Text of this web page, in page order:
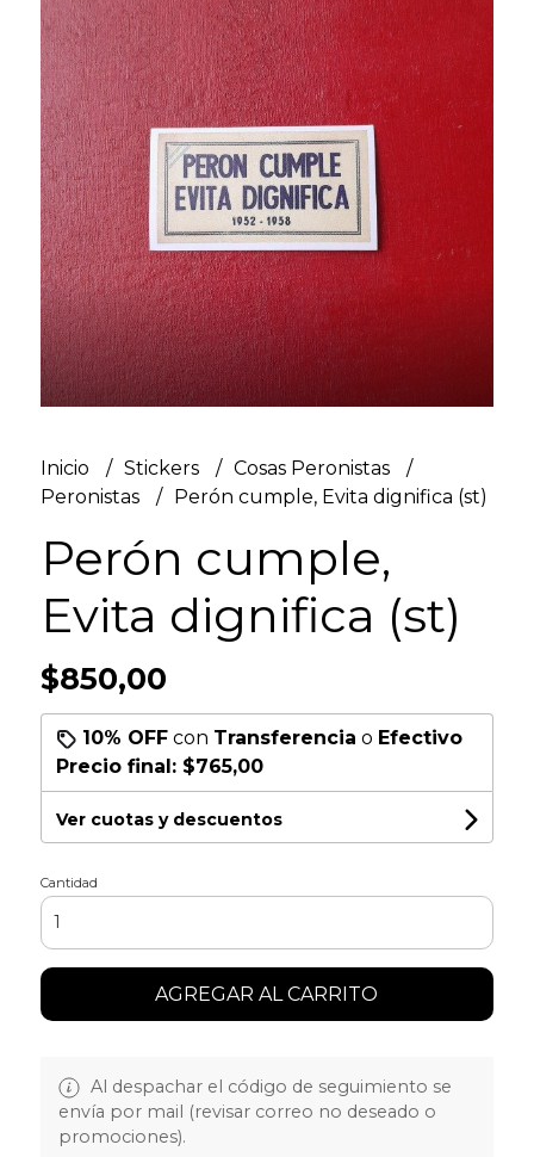
Inicio Stickers
Cosas Peronistas
Peronistas
Perón cumple, Evita dignifica (st)
Perón cumple,
Evita dignifica (st)
$850,00
10% OFFcon Transferencia o Efectivo
Precio final: $765,00
Ver cuotas y descuentos
Cantidad
AGREGAR AL CARRITO
Al despachar el código de seguimiento se
envía por mail (revisar correo no deseado o
promociones).